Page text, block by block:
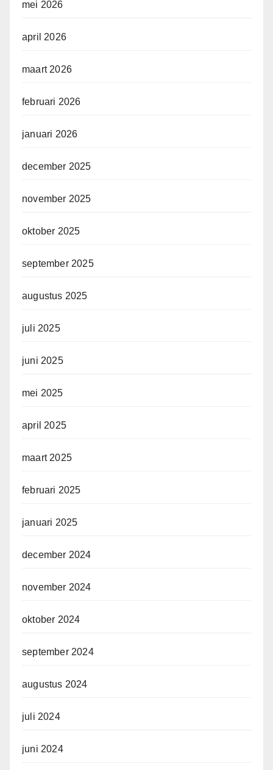
mei 2026
april 2026
maart 2026
februari 2026
januari 2026
december 2025
november 2025
oktober 2025
september 2025
augustus 2025
juli 2025
juni 2025
mei 2025
april 2025
maart 2025
februari 2025
januari 2025
december 2024
november 2024
oktober 2024
september 2024
augustus 2024
juli 2024
juni 2024